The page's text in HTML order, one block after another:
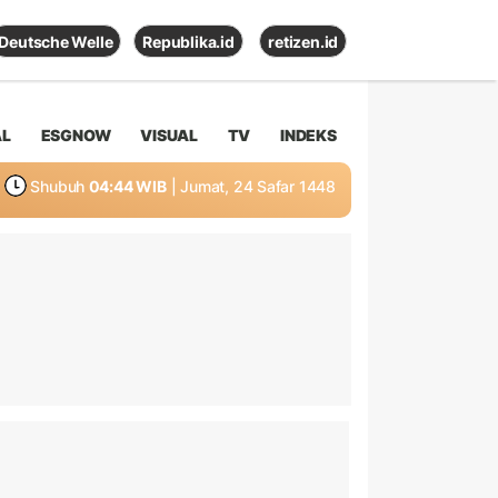
Deutsche Welle Republika.id retizen.id
ESGNOW VISUAL TV INDEKS
Shubuh 04:44 WIB | Jumat, 24 Safar 1448